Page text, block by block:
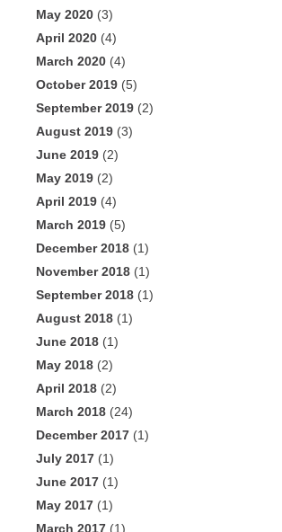
May 2020 (3)
April 2020 (4)
March 2020 (4)
October 2019 (5)
September 2019 (2)
August 2019 (3)
June 2019 (2)
May 2019 (2)
April 2019 (4)
March 2019 (5)
December 2018 (1)
November 2018 (1)
September 2018 (1)
August 2018 (1)
June 2018 (1)
May 2018 (2)
April 2018 (2)
March 2018 (24)
December 2017 (1)
July 2017 (1)
June 2017 (1)
May 2017 (1)
March 2017 (1)